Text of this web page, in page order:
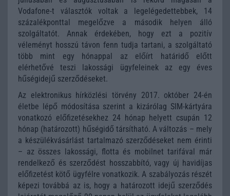
Vodafone-t választók voltak a legelégedettebbek, 14
százalékponttal megelőzve a második helyen álló
szolgáltatót. Annak érdekében, hogy ezt a pozitív
véleményt hosszú távon fenn tudja tartani, a szolgáltató
több mint egy hónappal az előírt határidő előtt
elérhetővé teszi lakossági ügyfeleinek az egy éves
hűségidejű szerződéseket.
Az elektronikus hírközlési törvény 2017. október 24-én
életbe lépő módosítása szerint a kizárólag SIM-kártyára
vonatkozó előfizetésekhez 24 hónap helyett csupán 12
hónap (határozott) hűségidő társítható. A változás – mely
a készülékvásárlást tartalmazó szerződéseket nem érinti
– az összes lakossági, flotta és mobilnet tarifával már
rendelkező és szerződést hosszabbító, vagy új havidíjas
előfizetést kötő ügyfélre vonatkozik. A szabályozás részét
képezi továbbá az is, hogy a határozott idejű szerződés